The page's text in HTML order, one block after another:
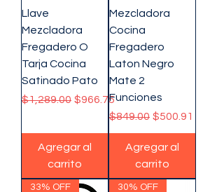
Llave
Mezcladora
Fregadero O
Tarja Cocina
Satinado Pato
Precio
$1,289.00 Precio de oferta
$966.75
Agregar al
carrito
Mezcladora
Cocina
Fregadero
Laton Negro
Mate 2
Funciones
Precio
$849.00 Precio de
$500.91
Agregar al
carrito
33% OFF 30% OFF